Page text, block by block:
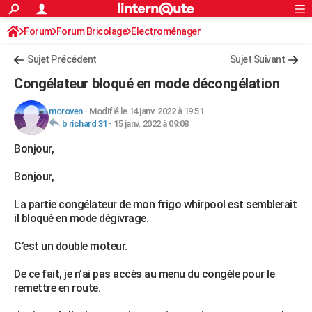
ACTUALITÉS
Politique
Société
Faits Divers
Education
Monde
Villes
+
FINANCE
Retraite
Impôts
Epargne
Immobilier
Risques naturels par ville
Banque
Assurance
Crédit
AUTO
Essais
Réserver un essai
Citadines
Berlines
SUV
Forum auto
+HIGH-TECH
Mobiles
Meilleur smartphone
Internet
Ordinateurs
Jeux vidéo
Guide high-tech
+
Forum
Aménagement intérieur
Extérieur
Cuisine
Salle de bains
Jardinage
Rangement
WEEK-END
Guides de France
Escapades
Patrimoine
Expositions
Musées
Week-end nature
+LIFESTYLE
Art de vivre
Bien-être
Loisirs
ModeModes de vie
SANTE
S'inscrire
Connexion
Forum Forum Bricolage Electroménager
Sujet Précédent Sujet Suivant
Congélateur bloqué en mode décongélation
moroven- Modifié le 14 janv. 2022 à 19:51
b richard 31 - 15 janv. 2022 à 09:08
Bonjour,
Bonjour,
La partie congélateur de mon frigo whirpool est semblerait
il bloqué en mode dégivrage.
C’est un double moteur.
De ce fait, je n’ai pas accès au menu du congèle pour le
remettre en route.